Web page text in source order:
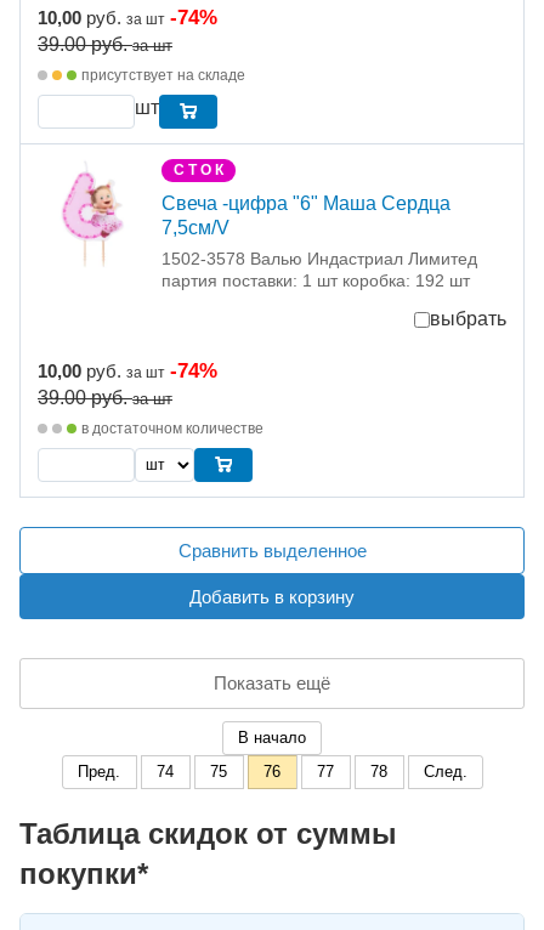
10,00 руб. за шт -74%
39.00руб. за шт
присутствует на складе
шт
С Т О К
Свеча -цифра "6" Маша Сердца
7,5см/V
1502-3578 Валью Индастриал Лимитед
партия поставки: 1 шт коробка: 192 шт
выбрать
10,00 руб. за шт -74%
39.00руб. за шт
в достаточном количестве
Сравнить выделенное
Добавить в корзину
Показать ещё
В начало
Пред.
74 75 76 77 78 След.
Таблица скидок от суммы
покупки*